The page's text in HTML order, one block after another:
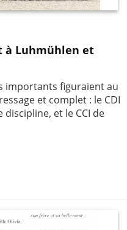
à Luhmühlen et
importants figuraient au
et complet : le CDI
et le CCI de